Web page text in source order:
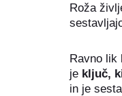
Roža
Ravno lik
je ključ,
in je